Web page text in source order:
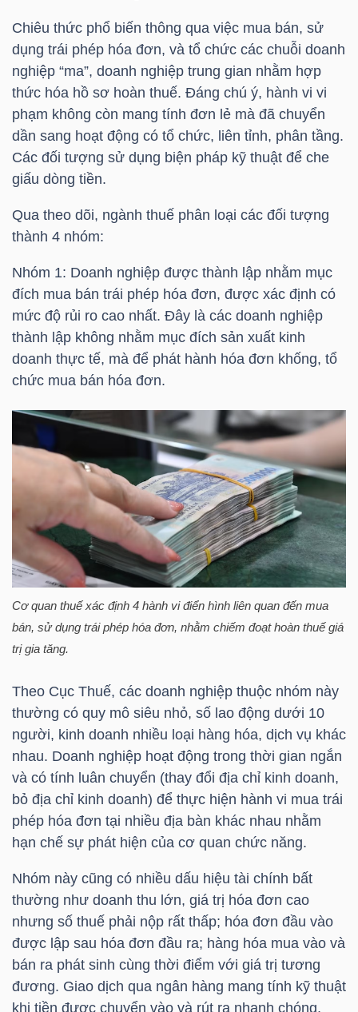
Chiêu thức phổ biến thông qua việc mua bán, sử
dụng trái phép hóa đơn, và tổ chức các chuỗi doanh
nghiệp “ma”, doanh nghiệp trung gian nhằm hợp
thức hóa hồ sơ hoàn thuế. Đáng chú ý, hành vi vi
phạm không còn mang tính đơn lẻ mà đã chuyển
dần sang hoạt động có tổ chức, liên tỉnh, phân tầng.
Các đối tượng sử dụng biện pháp kỹ thuật để che
giấu dòng tiền.
Qua theo dõi, ngành thuế phân loại các đối tượng
thành 4 nhóm:
Nhóm 1: Doanh nghiệp được thành lập nhằm mục
đích mua bán trái phép hóa đơn, được xác định có
mức độ rủi ro cao nhất. Đây là các doanh nghiệp
thành lập không nhằm mục đích sản xuất kinh
doanh thực tế, mà để phát hành hóa đơn khống, tổ
chức mua bán hóa đơn.
Cơ quan thuế xác định 4 hành vi điển hình liên quan đến mua
bán, sử dụng trái phép hóa đơn, nhằm chiếm đoạt hoàn thuế giá
trị gia tăng.
Theo Cục Thuế, các doanh nghiệp thuộc nhóm này
thường có quy mô siêu nhỏ, số lao động dưới 10
người, kinh doanh nhiều loại hàng hóa, dịch vụ khác
nhau. Doanh nghiệp hoạt động trong thời gian ngắn
và có tính luân chuyển (thay đổi địa chỉ kinh doanh,
bỏ địa chỉ kinh doanh) để thực hiện hành vi mua trái
phép hóa đơn tại nhiều địa bàn khác nhau nhằm
hạn chế sự phát hiện của cơ quan chức năng.
Nhóm này cũng có nhiều dấu hiệu tài chính bất
thường như doanh thu lớn, giá trị hóa đơn cao
nhưng số thuế phải nộp rất thấp; hóa đơn đầu vào
được lập sau hóa đơn đầu ra; hàng hóa mua vào và
bán ra phát sinh cùng thời điểm với giá trị tương
đương. Giao dịch qua ngân hàng mang tính kỹ thuật
khi tiền được chuyển vào và rút ra nhanh chóng,
HÀNG
HÓA
KINH
THẾ
ĐÔNG
NHÂN
PHÂN
VĨ
MÔ
DOANH
NGHIỆP